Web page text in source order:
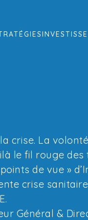
crise. La
le fil rouge
de vue »
crise
Général &